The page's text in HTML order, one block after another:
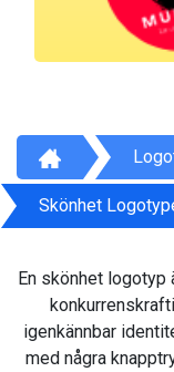
Skönhet
En skönhet logotyp
igenkännbar
med några